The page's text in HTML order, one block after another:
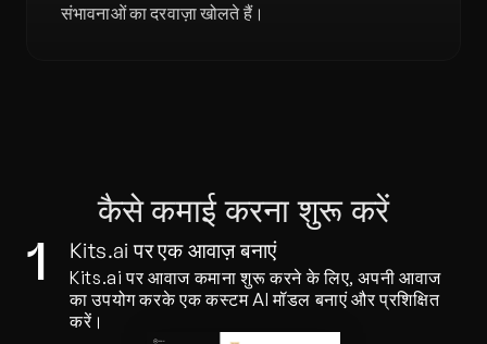
संभावनाओं का दरवाज़ा खोलते हैं।
कैसे कमाई करना शुरू करें
1 Kits.ai पर एक आवाज़ बनाएं
Kits.ai पर आवाज कमाना शुरू करने के लिए, अपनी आवाज
का उपयोग करके एक कस्टम AI मॉडल बनाएं और प्रशिक्षित
करें।